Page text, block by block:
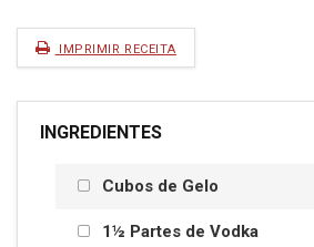
IMPRIMIR RECEITA
INGREDIENTES
Cubos de Gelo
1½ Partes de Vodka